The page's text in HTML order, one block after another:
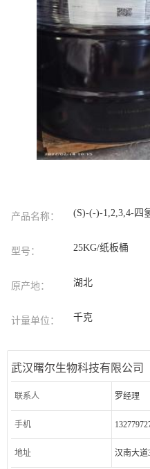
产品名称： (S)-(-)-1,2,3,4-四
型号： 25KG/纸板桶
原产地： 湖北
计量单位： 千克
武汉曙尔生物科技有限公司
联系人 罗经理
手机
地址 汉南大道